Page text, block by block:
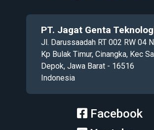
PT. Jagat Genta
Jl. Darussaadah RT 002 RW 04
Kp Bulak Timur, Cinangka, Kec
Depok, Jawa Barat - 16516
Indonesia
Facebook